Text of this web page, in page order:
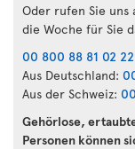
Oder rufen Sie uns
die Woche für Sie
00 800 88 81 02 22
Aus Deutschland:
Aus der Schweiz:
Gehörlose,
Personen können